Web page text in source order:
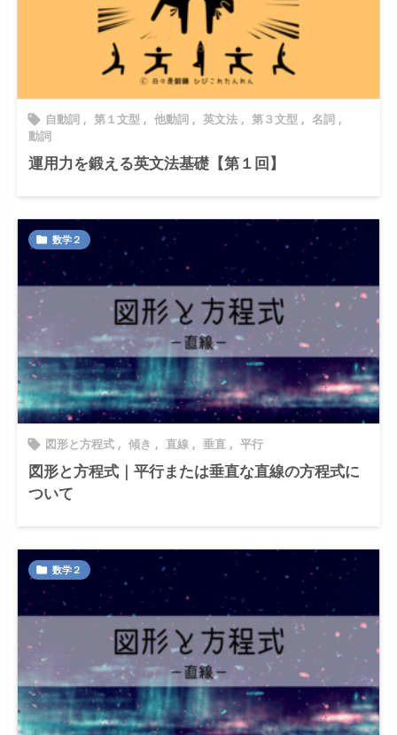
 自動詞 , 第１文型 , 他動詞 , 英文法 , 第３文型 , 名詞 ,
動詞
運用力を鍛える英文法基礎【第１回】
 数学２
 図形と方程式 , 傾き , 直線 , 垂直 , 平行
図形と方程式｜平行または垂直な直線の方程式に
ついて
 数学２